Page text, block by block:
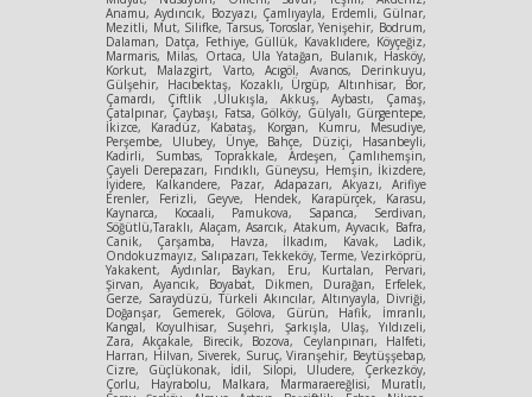
Anamu, Aydıncık, Bozyazı, Çamlıyayla, Erdemli, Gülnar,
Mezitli, Mut, Silifke, Tarsus, Toroslar, Yenişehir, Bodrum,
Dalaman, Datça, Fethiye, Güllük, Kavaklıdere, Köyçeğiz,
Marmaris, Milas, Ortaca, Ula Yatağan, Bulanık, Hasköy,
Korkut, Malazgirt, Varto, Acıgöl, Avanos, Derinkuyu,
Gülşehir, Hacıbektaş, Kozaklı, Ürgüp, Altınhisar, Bor,
Çamardı, Çiftlik ,Ulukışla, Akkuş, Aybastı, Çamaş,
Çatalpınar, Çaybaşı, Fatsa, Gölköy, Gülyalı, Gürgentepe,
İkizce, Karadüz, Kabataş, Korgan, Kumru, Mesudiye,
Perşembe, Ulubey, Ünye, Bahçe, Düziçi, Hasanbeyli,
Kadirli, Sumbas, Toprakkale, Ardeşen, Çamlıhemşin,
Çayeli Derepazarı, Fındıklı, Güneysu, Hemşin, İkizdere,
İyidere, Kalkandere, Pazar, Adapazarı, Akyazı, Arifiye
Erenler, Ferizli, Geyve, Hendek, Karapürçek, Karasu,
Kaynarca, Kocaali, Pamukova, Sapanca, Serdivan,
Söğütlü,Taraklı, Alaçam, Asarcık, Atakum, Ayvacık, Bafra,
Canik, Çarşamba, Havza, İlkadım, Kavak, Ladik,
Ondokuzmayız, Salıpazarı, Tekkeköy, Terme, Vezirköprü,
Yakakent, Aydınlar, Baykan, Eru, Kurtalan, Pervari,
Şirvan, Ayancık, Boyabat, Dikmen, Durağan, Erfelek,
Gerze, Saraydüzü, Türkeli Akıncılar, Altınyayla, Divriği,
Doğanşar, Gemerek, Gölova, Gürün, Hafik, İmranlı,
Kangal, Koyulhisar, Suşehri, Şarkışla, Ulaş, Yıldızeli,
Zara, Akçakale, Birecik, Bozova, Ceylanpınarı, Halfeti,
Harran, Hilvan, Siverek, Suruç, Viranşehir, Beytüşşebap,
Cizre, Güçlükonak, İdil, Silopi, Uludere, Çerkezköy,
Çorlu, Hayrabolu, Malkara, Marmaraereğlisi, Muratlı,